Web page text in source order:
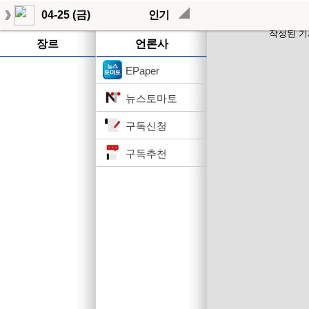
04-25 (금) 인기
장르 언론사
EPaper
뉴스토마토
구독신청
구독추천
작성된